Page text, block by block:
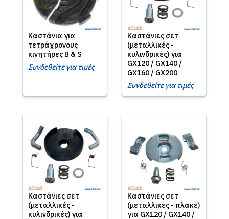
Καστάνια για
τετράχρονους
κινητήρες B & S
Συνδεθείτε για τιμές
Καστάνιες σετ
(μεταλλικές -
κυλινδρικές) για
GX120 / GX140 /
GX160 / GX200
Συνδεθείτε για τιμές
Καστάνιες σετ
(μεταλλικές -
κυλινδρικές) για
Καστάνιες σετ
(μεταλλικές - πλακέ)
για GX120 / GX140 /